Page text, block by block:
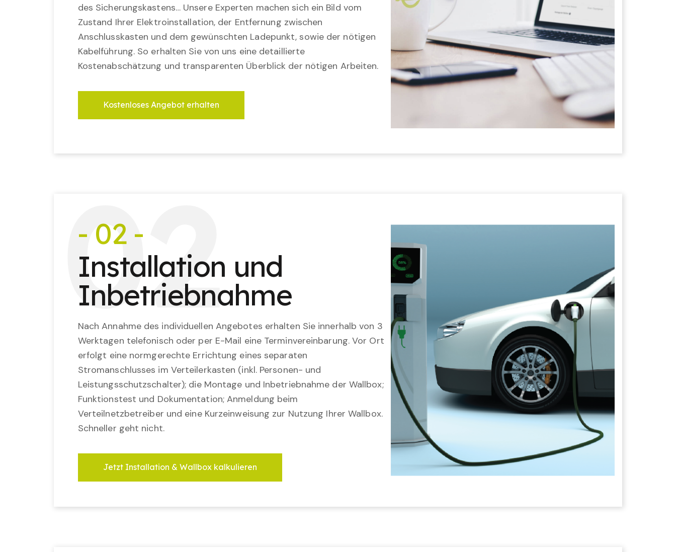
des Sicherungskastens… Unsere Experten machen sich ein Bild vom
Zustand Ihrer Elektroinstallation, der Entfernung zwischen
Anschlusskasten und dem gewünschten Ladepunkt, sowie der nötigen
Kabelführung. So erhalten Sie von uns eine detaillierte
Kostenabschätzung und transparenten Überblick der nötigen Arbeiten.
Kostenloses Angebot erhalten
02
- 02 -
Installation und
Inbetriebnahme
Nach Annahme des individuellen Angebotes erhalten Sie innerhalb von 3
Werktagen telefonisch oder per E-Mail eine Terminvereinbarung. Vor Ort
erfolgt eine normgerechte Errichtung eines separaten
Stromanschlusses im Verteilerkasten (inkl. Personen- und
Leistungsschutzschalter); die Montage und Inbetriebnahme der Wallbox;
Funktionstest und Dokumentation; Anmeldung beim
Verteilnetzbetreiber und eine Kurzeinweisung zur Nutzung Ihrer Wallbox.
Schneller geht nicht.
Jetzt Installation & Wallbox kalkulieren